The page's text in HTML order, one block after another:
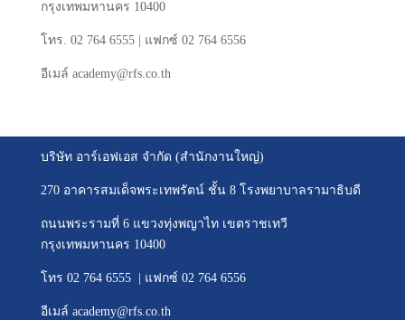
กรุงเทพมหานคร 10400
โทร. 02 764 6555 | แฟกซ์ 02 764 6556
อีเมล์ academy@rfs.co.th
บริษัท อาร์เอฟเอส จำกัด (สำนักงานใหญ่)
270 อาคารสมเด็จพระเทพรัตน์ ชั้น 8 โรงพยาบาลรามาธิบดี
ถนนพระรามที่ 6 แขวงทุ่งพญาไท เขตราชเทวี
กรุงเทพมหานคร 10400
โทร 02 764 6555 | แฟกซ์ 02 764 6556
อีเมล์ academy@rfs.co.th